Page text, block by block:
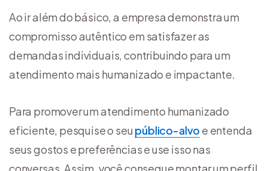
Ao ir além do básico, a empresa demonstra um
compromisso autêntico em satisfazer as
demandas individuais, contribuindo para um
atendimento mais humanizado e impactante.
Para promover um atendimento humanizado
eficiente, pesquise o seu público-alvo e entenda
seus gostos e preferências e use isso nas